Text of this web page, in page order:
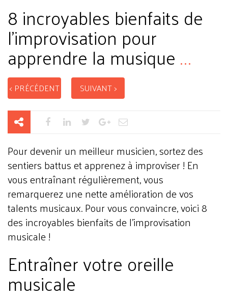
8 incroyables bienfaits de
l'improvisation pour
apprendre la musique...
< PRÉCÉDENT SUIVANT >
Pour devenir un meilleur musicien, sortez des
sentiers battus et apprenez à improviser ! En
vous entraînant régulièrement, vous
remarquerez une nette amélioration de vos
talents musicaux. Pour vous convaincre, voici 8
des incroyables bienfaits de l’improvisation
musicale !
Entraîner votre oreille
musicale